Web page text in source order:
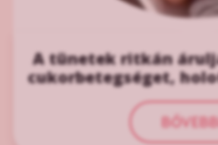
A tünetek ritkán
cukorbetegséget,